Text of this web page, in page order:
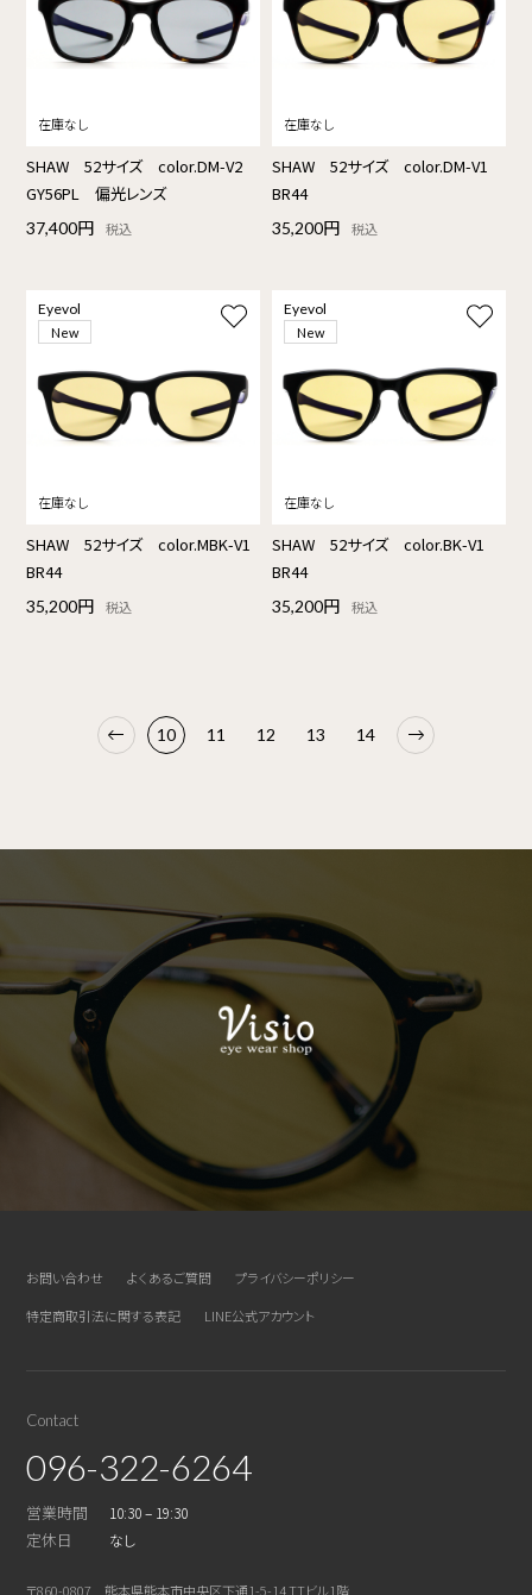
SHAW 52サイズ color.DM-V2
GY56PL 偏光レンズ
37,400円 税込
SHAW 52サイズ color.DM-V1
BR44
35,200円 税込
Eyevol
New
SHAW 52サイズ color.MBK-V1
BR44
35,200円 税込
Eyevol
New
SHAW 52サイズ color.BK-V1
BR44
35,200円 税込
10 11 12 13 14
お問い合わせ よくあるご質問
プライバシーポリシー
特定商取引法に関する表記
LINE公式アカウント
Contact
096-322-6264
営業時間 10:30 – 19:30
定休日 なし
〒860-0807 熊本県熊本市中央区下通1-5-14 TTビル1階